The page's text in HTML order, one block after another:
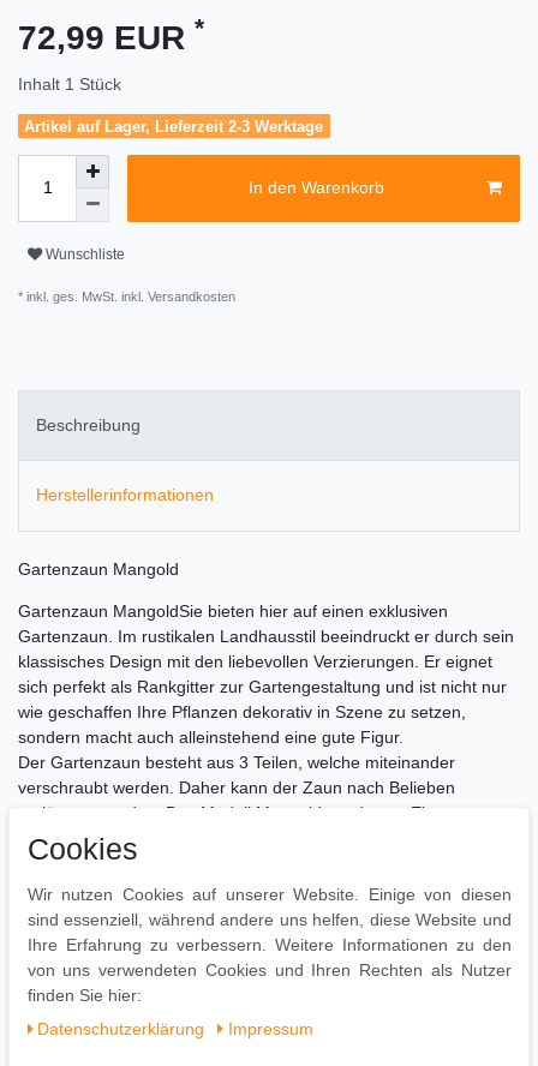
72,99 EUR *
Inhalt 1 Stück
Artikel auf Lager, Lieferzeit 2-3 Werktage
In den Warenkorb
Wunschliste
* inkl. ges. MwSt. inkl. Versandkosten
Beschreibung
Herstellerinformationen
Gartenzaun Mangold
Gartenzaun MangoldSie bieten hier auf einen exklusiven
Gartenzaun. Im rustikalen Landhausstil beeindruckt er durch sein
klassisches Design mit den liebevollen Verzierungen. Er eignet
sich perfekt als Rankgitter zur Gartengestaltung und ist nicht nur
wie geschaffen Ihre Pflanzen dekorativ in Szene zu setzen,
sondern macht auch alleinstehend eine gute Figur.
Der Gartenzaun besteht aus 3 Teilen, welche miteinander
verschraubt werden. Daher kann der Zaun nach Belieben
verlängert werden. Das Modell Mangold wurde aus Eisen
gefertigt. Das Produkt ist original verpackt - es handelt sich um
absolute Neuware.
Ca. Abmessungen:
Gesamthöhe: 116 cm
Gesamtbreite: 124 cm
Breite für 1 Teil: 41 cm
Cookies
Wir nutzen Cookies auf unserer Website. Einige von diesen
sind essenziell, während andere uns helfen, diese Website und
Ihre Erfahrung zu verbessern. Weitere Informationen zu den
von uns verwendeten Cookies und Ihren Rechten als Nutzer
finden Sie hier:
Daten­schutz­erklärung
Impressum